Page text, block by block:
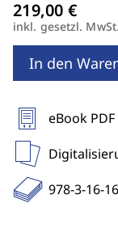
inkl. gesetzl. MwSt.
In den
eBook PDF
978-3-16-